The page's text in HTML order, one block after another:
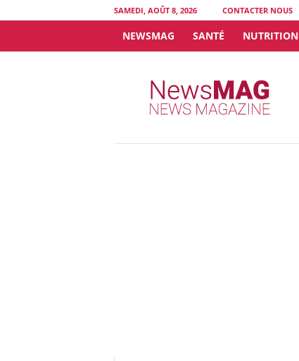
SAMEDI, AOÛT 8, 2026 CONTACTER NOUS
NEWSMAG SANTÉ NUTRITION